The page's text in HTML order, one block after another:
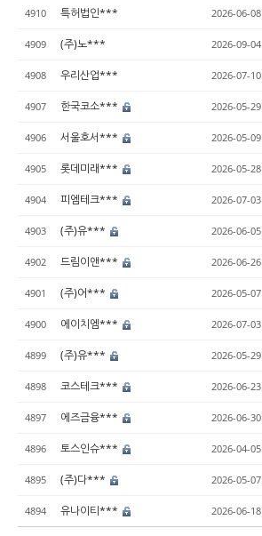
4910 특허법인*** 2026-06-08
4909 (주)노*** 2026-09-04
4908 우리산업*** 2026-07-10
4907 한국코소*** 2026-05-29
4906 서울호서*** 2026-05-09
4905 롯데미래*** 2026-05-28
4904 피엠테크*** 2026-07-03
4903 (주)유*** 2026-06-05
4902 드림이앤*** 2026-06-26
4901 (주)어*** 2026-05-07
4900 에이치엠*** 2026-07-03
4899 (주)유*** 2026-05-29
4898 코스테크*** 2026-06-23
4897 에즈금융*** 2026-06-30
4896 토스인슈*** 2026-04-05
4895 (주)다*** 2026-05-07
4894 유나이티*** 2026-06-18